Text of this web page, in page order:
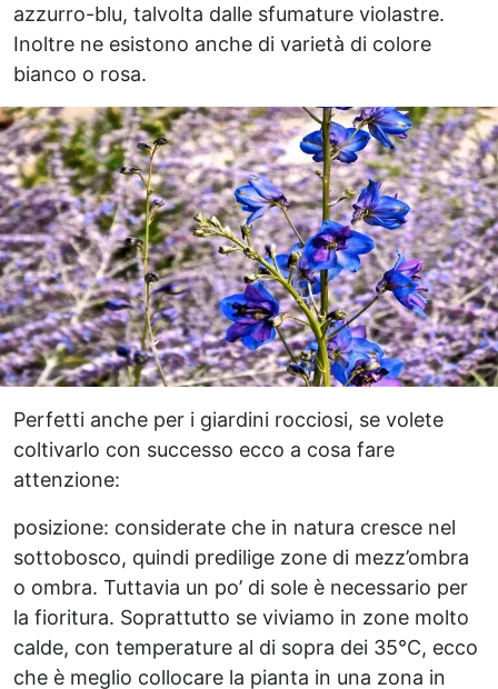
azzurro-blu, talvolta dalle sfumature violastre.
Inoltre ne esistono anche di varietà di colore
bianco o rosa.
Perfetti anche per i giardini rocciosi, se volete
coltivarlo con successo ecco a cosa fare
attenzione:
posizione: considerate che in natura cresce nel
sottobosco, quindi predilige zone di mezz’ombra
o ombra. Tuttavia un po’ di sole è necessario per
la fioritura. Soprattutto se viviamo in zone molto
calde, con temperature al di sopra dei 35°C, ecco
che è meglio collocare la pianta in una zona in